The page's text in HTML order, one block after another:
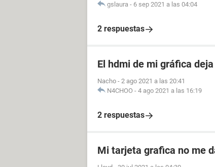
gslaura - 6 sep 2021 a las 04:04
2 respuestas
El hdmi de mi gráfica
Nacho - 2 ago 2021 a las 20:41
N4CHOO - 4 ago 2021 a las 16:19
2 respuestas
Mi tarjeta grafica no me